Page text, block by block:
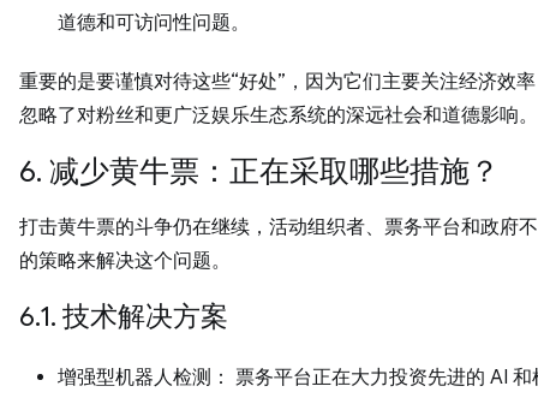
道德和可访问性问题。
重要的是要谨慎对待这些“好处”，因为它们主要关注经济效
忽略了对粉丝和更广泛娱乐生态系统的深远社会和道德影响。
6. 减少黄牛票：正在采取哪些措施？
打击黄牛票的斗争仍在继续，活动组织者、票务平台和政府
的策略来解决这个问题。
6.1. 技术解决方案
增强型机器人检测： 票务平台正在大力投资先进的 AI 和